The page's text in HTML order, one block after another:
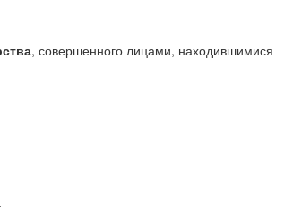
, совершенного лицами, находившимися